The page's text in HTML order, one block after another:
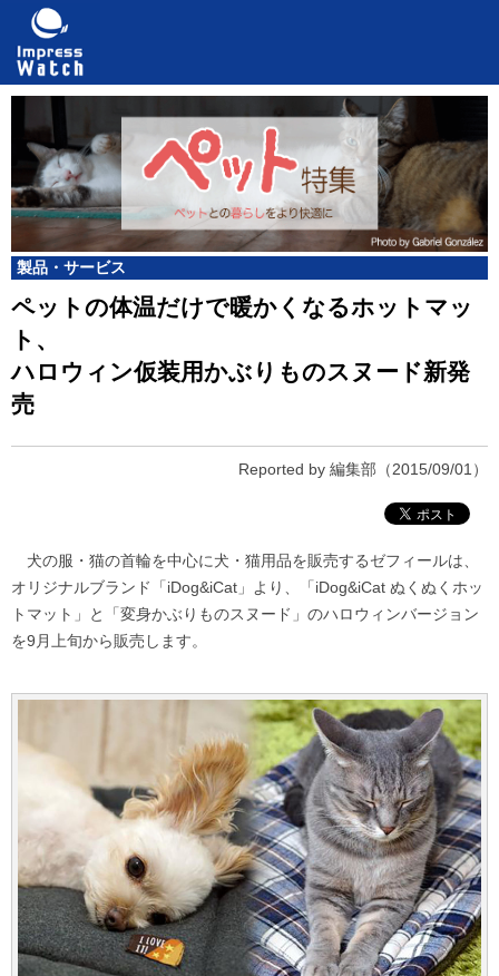
製品・サービス
ペットの体温だけで暖かくなるホットマッ
ト、
ハロウィン仮装用かぶりものスヌード新発
売
Reported by 編集部 （2015/09/01）
犬の服・猫の首輪を中心に犬・猫用品を販売するゼフィールは、
オリジナルブランド「iDog&iCat」より、「iDog&iCat ぬくぬくホッ
トマット」と「変身かぶりものスヌード」のハロウィンバージョン
を9月上旬から販売します。